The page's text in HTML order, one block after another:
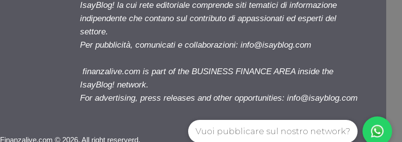
IsayBlog! la cui rete editoriale comprende siti tematici di informazione
indipendente che contano sul contributo di appassionati ed esperti del
settore.
Per pubblicità, comunicati e collaborazioni: info@isayblog.com
finanzalive.com is part of the BUSINESS FINANCE AREA inside the
IsayBlog! network.
For advertising, press releases and other opportunities: info@isayblog.com
Finanzalive.com © 2026. All right reserverd.
Vuoi pubblicare sul nostro network?